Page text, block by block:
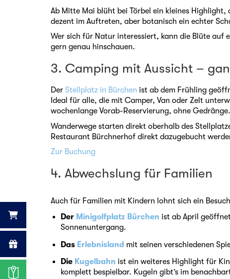
Ab Mitte Mai blüht bei Törbel ein kleines
dezent im Auftreten, aber botanisch ein echter
Wer sich für Natur interessiert, kann die Blüte auf
gern genau hinschauen.
3. Camping mit Aussicht –
Der Stellplatz in Bürchen ist ab dem Frühling
Ideal für alle, die mit Camper, Van oder Zelt
wochenlange Vorab-Reservierung, ohne Gedränge.
Wanderwege starten direkt oberhalb des
Restaurant Bürchnerhof direkt dazugebucht
Zur Buchung
4. Abwechslung für Familien
Auch für Familien mit Kindern lohnt sich ein
Der Minigolfplatz Bürchen ist ab April
Sonnenuntergang.
Das Erlebnisland mit seinen verschiedenen
Die Kugelbahn ist ein weiteres Highlight für
komplett bespielbar. Kugeln gibt’s im